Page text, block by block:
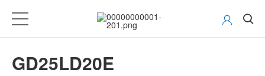
GD25LD20E